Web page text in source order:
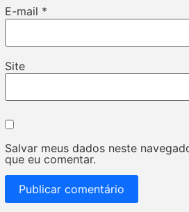
E-mail *
Site
Salvar meus dados neste
que eu comentar.